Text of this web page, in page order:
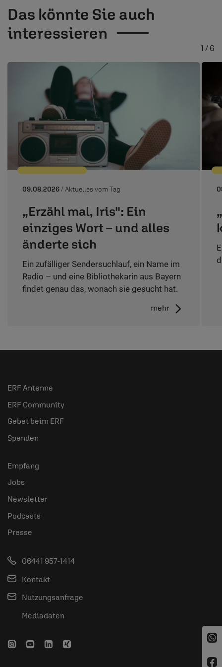
Das könnte Sie auch
interessieren
09.08.2026 / Aktuelles vom Tag
„Erzähl mal, Iris": Ein
einziges Wort – und alles
änderte sich
Ein zufälliger Sendersuchlauf, ein Name im
Radio – und eine Bibliothekarin aus Bayern
findet genau das, wonach sie gesucht hat.
mehr
1 / 6
ERF Antenne
ERF Community
Gebet beim ERF
Spenden
Empfang
Jobs
Newsletter
Podcasts
Presse
06441 957-1414
Kontakt
Nutzungsanfrage
Mediadaten